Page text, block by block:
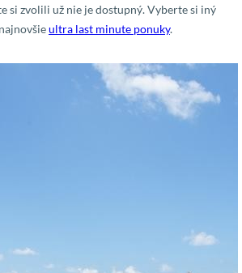
si zvolili už nie je dostupný. Vyberte si iný
ultra last minute ponuky.